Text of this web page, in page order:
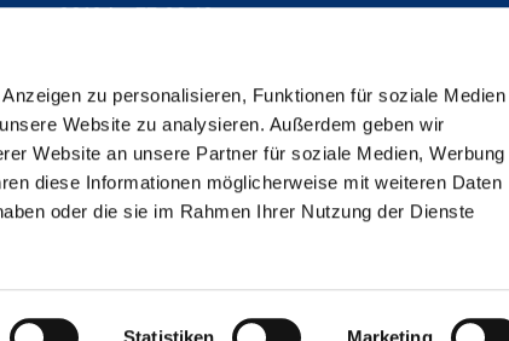
zu personalisieren, Funktionen für soziale Medien
Website zu analysieren. Außerdem geben wir
Website an unsere Partner für soziale Medien, Werbung
diese Informationen möglicherweise mit weiteren Daten
oder die sie im Rahmen Ihrer Nutzung der Dienste
Statistiken Marketing
02104 - 77 03 10
ChurchDesk-Login